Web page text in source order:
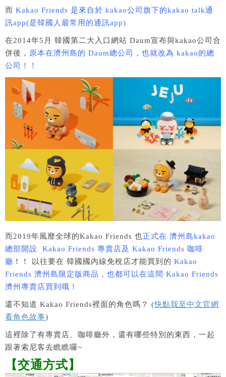
而 Kakao Friends 是來自於 kakao公司旗下的kakao talk通
訊app(是韓國人最常用的通訊app)
在2014年5月 韓國第二大入口網站 Daum宣布與kakao公司合
併後， 原本在濟州島的 Daum總公司，也就改為 kakao的總
公司！！
而2019年風靡全球的Kakao Friends 也正式在 濟州島kakao
總部開設 Kakao Friends 專賣店及 Kakao Friends 咖啡
廳 ！！ 以往要在 韓國國內線免稅店才能買到的 Kakao
Friends 濟州島限定版商品，也都可以在這間 Kakao Friends
濟州專賣店買到哦！
還不知道 Kakao Friends裡面的角色嗎？ (快點我至中文官網
看角色故事)
這裡除了有專賣店、咖啡廳外，還有哪些特別的東西，一起
跟著索尼客去瞧瞧囉~
【交通方式】